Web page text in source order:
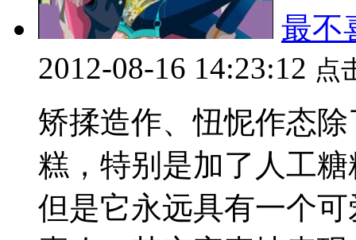
最不
2012-08-16 14:23:12 点
矫揉造作、忸怩作态
糕，特别是加了人工
但是它永远具有一个